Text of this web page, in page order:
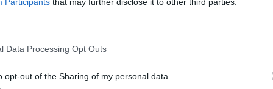
Data Processing Opt Outs
opt-out of the Sharing of my personal data.
Βερίτη και πάροδοι)
και συγκείμενα την οδό Μίμη Χανδρή στα
κλίση και ικανότητα να οδηγήσει τα νερά
της Βερίτη με κλίση προς τα φανάρια
με υπόγεια ή και ελεύθερη ροή.